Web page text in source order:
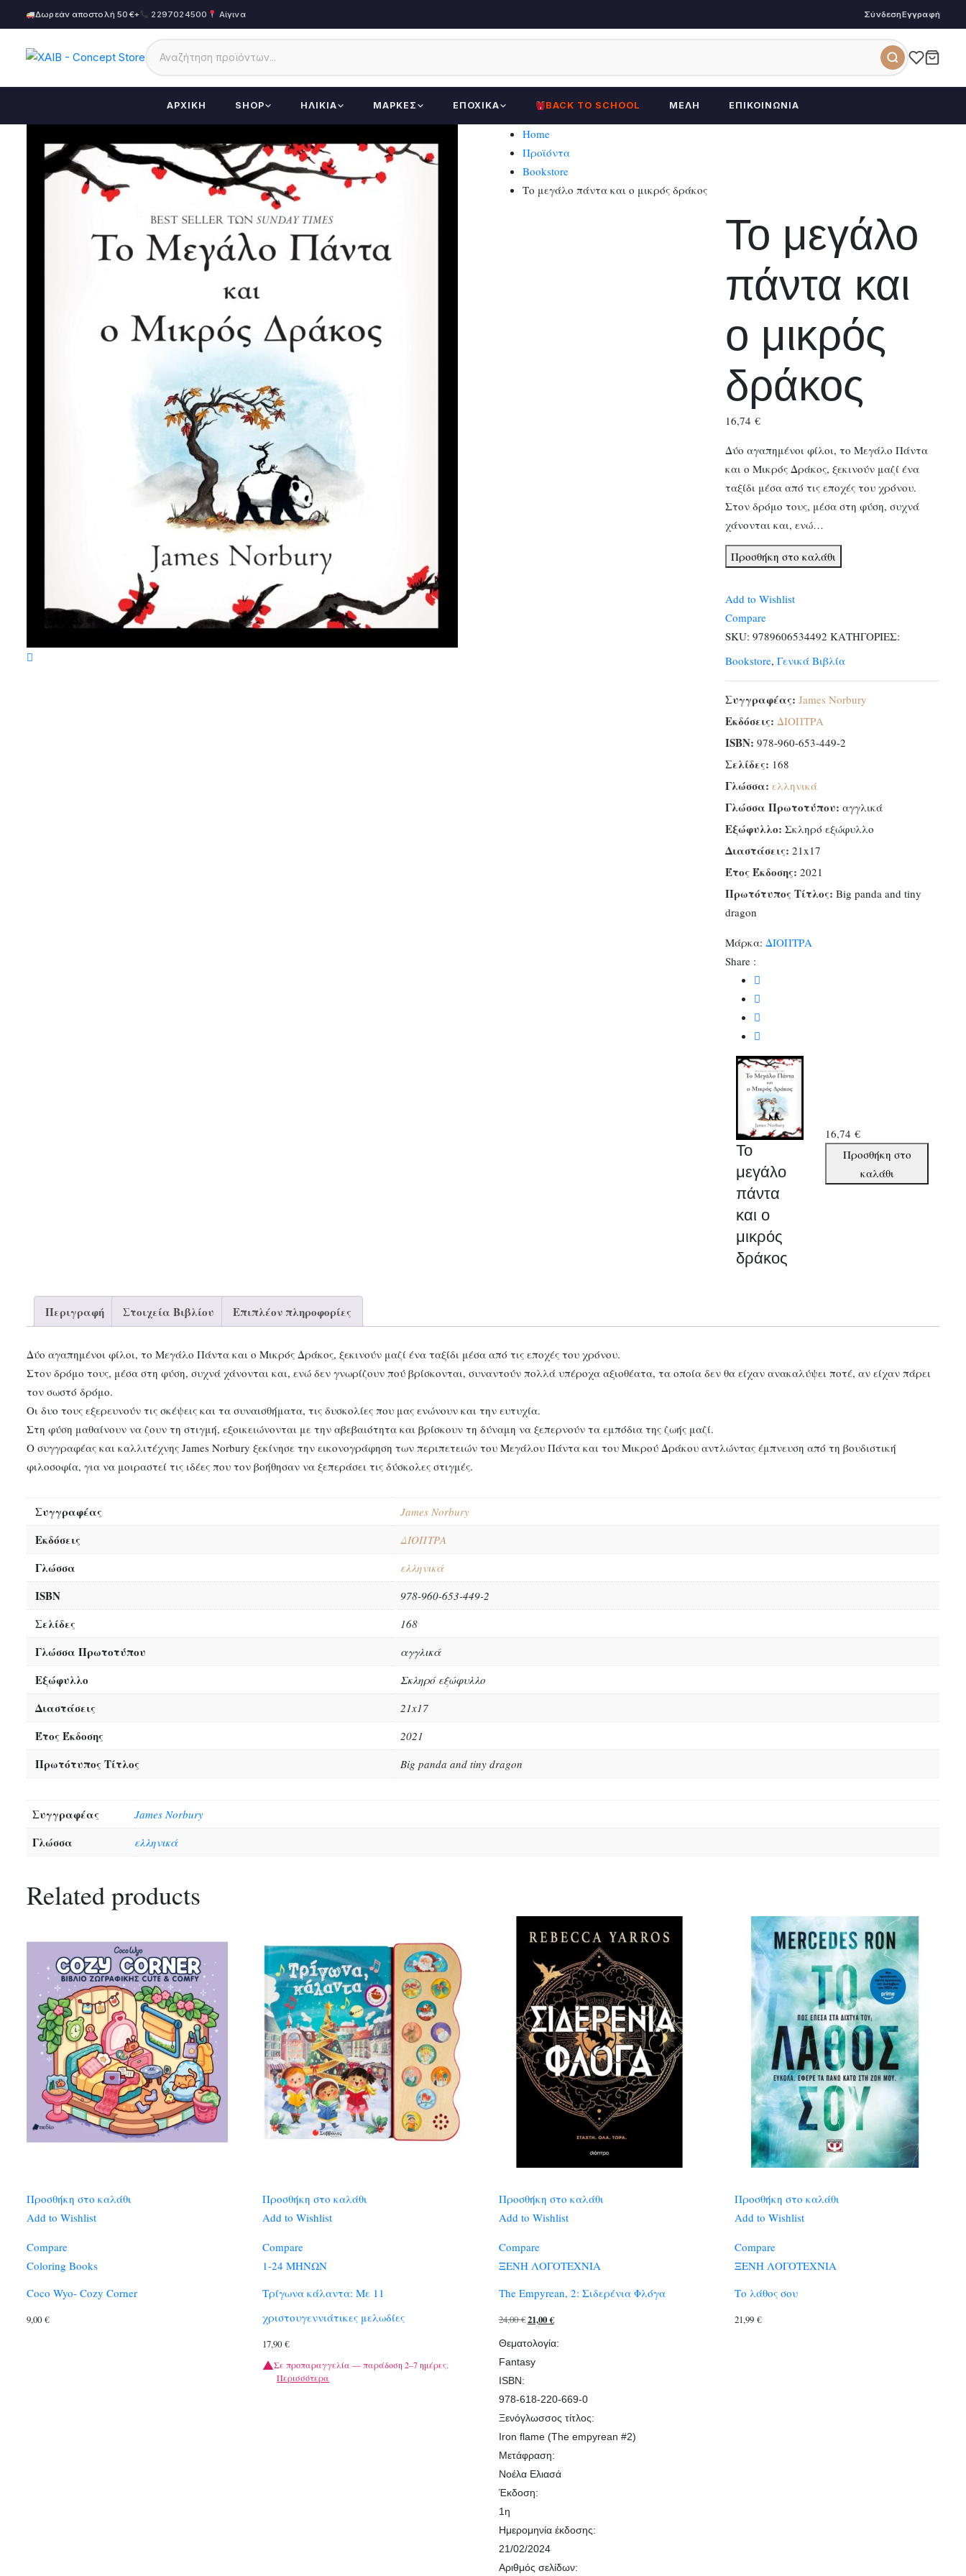
Δωρεάν αποστολή 50€+ 2297024500 Αίγινα ΣύνδεσηΕγγραφή
ΑΡΧΙΚΉ SHOP ΗΛΙΚΊΑ ΜΆΡΚΕΣ ΕΠΟΧΙΚΆ BACK TO SCHOOL ΜΈΛΗ ΕΠΙΚΟΙΝΩΝΊΑ
Home
Προϊόντα
Bookstore
Το μεγάλο πάντα και ο μικρός δράκος
Το μεγάλο
πάντα και
ο μικρός
δράκος
16,74€
Δύο αγαπημένοι φίλοι, το Μεγάλο Πάντα
και ο Μικρός Δράκος, ξεκινούν μαζί ένα
ταξίδι μέσα από τις εποχές του χρόνου.
Στον δρόμο τους, μέσα στη φύση, συχνά
χάνονται και, ενώ…
Το
μεγάλο
δράκος
ποσότητα
Προσθήκη στο καλάθι
Add to Wishlist
Compare
SKU: 9789606534492 ΚΑΤΗΓΟΡΙΕΣ:
Bookstore,Γενικά Βιβλία
Συγγραφέας: James Norbury
Εκδόσεις: ΔΙΟΠΤΡΑ
ISBN: 978-960-653-449-2
Σελίδες: 168
Γλώσσα: ελληνικά
Γλώσσα Πρωτοτύπου: αγγλικά
Εξώφυλλο: Σκληρό εξώφυλλο
Διαστάσεις: 21x17
Έτος Έκδοσης: 2021
Πρωτότυπος Τίτλος: Big panda and tiny
dragon
Μάρκα: ΔΙΟΠΤΡΑ
Share :
Το
μεγάλο
πάντα
και ο
μικρός
δράκος
16,74€
μεγάλο
πάντα
Προσθήκη στο
καλάθι
Περιγραφή Στοιχεία Βιβλίου Επιπλέον πληροφορίες
Δύο αγαπημένοι φίλοι, το Μεγάλο Πάντα και ο Μικρός Δράκος, ξεκινούν μαζί ένα ταξίδι μέσα από τις εποχές του χρόνου.
Στον δρόμο τους, μέσα στη φύση, συχνά χάνονται και, ενώ δεν γνωρίζουν πού βρίσκονται, συναντούν πολλά υπέροχα αξιοθέατα, τα οποία δεν θα είχαν ανακαλύψει ποτέ, αν είχαν πάρει
τον σωστό δρόμο.
Οι δυο τους εξερευνούν τις σκέψεις και τα συναισθήματα, τις δυσκολίες που μας ενώνουν και την ευτυχία.
Στη φύση μαθαίνουν να ζουν τη στιγμή, εξοικειώνονται με την αβεβαιότητα και βρίσκουν τη δύναμη να ξεπερνούν τα εμπόδια της ζωής μαζί.
Ο συγγραφέας και καλλιτέχνης James Norbury ξεκίνησε την εικονογράφηση των περιπετειών του Μεγάλου Πάντα και του Μικρού Δράκου αντλώντας έμπνευση από τη βουδιστική
φιλοσοφία, για να μοιραστεί τις ιδέες που τον βοήθησαν να ξεπεράσει τις δύσκολες στιγμές.
Συγγραφέας James Norbury
Εκδόσεις ΔΙΟΠΤΡΑ
Γλώσσα ελληνικά
ISBN 978-960-653-449-2
Σελίδες 168
Γλώσσα Πρωτοτύπου αγγλικά
Εξώφυλλο Σκληρό εξώφυλλο
Διαστάσεις 21x17
Έτος Έκδοσης 2021
Πρωτότυπος Τίτλος Big panda and tiny dragon
Συγγραφέας James Norbury
Γλώσσα ελληνικά
Related products
Προσθήκη στο καλάθι
Add to Wishlist
Compare
Coloring Books
Coco Wyo- Cozy Corner
9,00 €
Προσθήκη στο καλάθι
Add to Wishlist
Compare
1-24 ΜΗΝΩΝ
Τρίγωνα κάλαντα: Με 11
χριστουγεννιάτικες μελωδίες
17,90€
Σε προπαραγγελία — παράδοση 2–7 ημέρες.
Περισσότερα
Προσθήκη στο καλάθι
Add to Wishlist
Compare
ΞΕΝΗ ΛΟΓΟΤΕΧΝΙΑ
The Empyrean, 2: Σιδερένια Φλόγα
24,00€Original
price
21,00€Η
21,00 €.
Θεματολογία:
Fantasy
ISBN:
978-618-220-669-0
Ξενόγλωσσος τίτλος:
Iron flame (The empyrean #2)
Μετάφραση:
Νοέλα Ελιασά
Έκδοση:
1η
Ημερομηνία έκδοσης:
21/02/2024
Αριθμός σελίδων:
Προσθήκη στο καλάθι
Add to Wishlist
Compare
ΞΕΝΗ ΛΟΓΟΤΕΧΝΙΑ
Το λάθος σου
21,99 €